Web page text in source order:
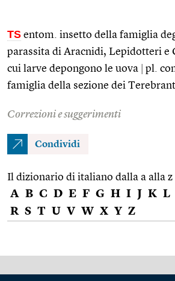
TS entom. insetto della famiglia
parassita di Aracnidi, Lepidotteri e
cui larve depongono le uova
pl.
famiglia della sezione dei
Correzioni e suggerimenti
Condividi
Il dizionario di italiano dalla a alla z
A B C D E F G H I J K L
R S T U V W X Y Z